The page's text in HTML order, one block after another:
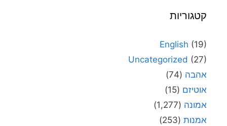
קטגוריות
English (19)
Uncategorized (27)
אהבה (74)
אוטיזם (15)
אמונה (1,277)
אמנות (253)